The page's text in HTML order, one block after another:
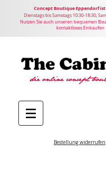
ConceptBoutiqueEppendorf
Dienstags bis Samstags 10:30-18:30,
Nutzen Sie auch unseren bequemen
kontaktloses Einkaufen
Bestellung widerrufen